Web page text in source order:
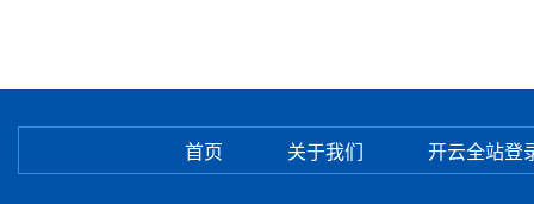
首页 关于我们 开云全站登